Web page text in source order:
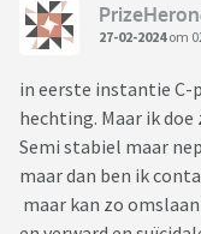
27-02-2024om
in eerste instantie C-
hechting. Maar ik doe
Semi stabiel maar
maar dan ben ik
maar kan zo